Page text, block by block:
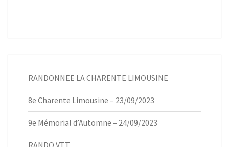
RANDONNEE LA CHARENTE LIMOUSINE
8e Charente Limousine – 23/09/2023
9e Mémorial d’Automne – 24/09/2023
RANDO VTT